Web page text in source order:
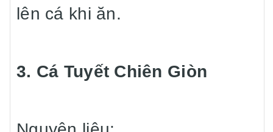
lên cá khi ăn.
3. Cá Tuyết Chiên Giòn